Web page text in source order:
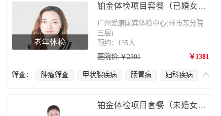
老年体检
铂金体检项目套餐（已婚女性）
广州爱康国宾体检中心(环市东分院
三层)
预约：135人
医院价:￥2301
￥1381
筛查： 肿瘤筛查 甲状腺疾病 肠胃病
妇科疾病
铂金体检项目套餐（未婚女性）